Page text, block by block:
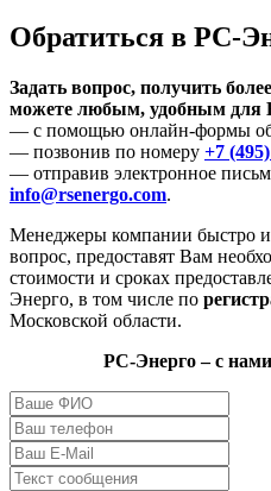
Обратиться в РС-
Задать вопрос, получить
можете любым, удобным для
— с помощью онлайн-формы
— позвонив по номеру +7
— отправив электронное
info@rsenergo.com.
Менеджеры компании быстро
вопрос, предоставят Вам
стоимости и сроках
Энерго, в том числе по
Московской области.
РС-Энерго – с